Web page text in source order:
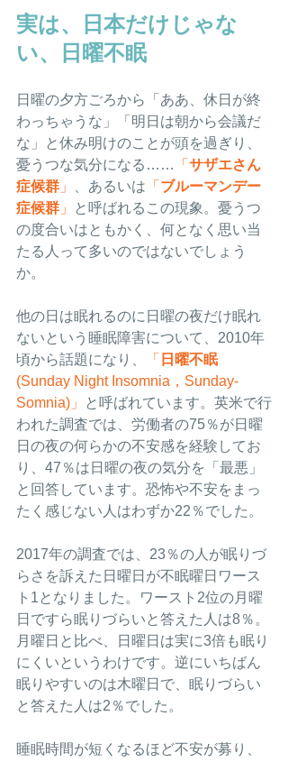
実は、日本だけじゃな
い、日曜不眠
日曜の夕方ごろから「ああ、休日が終
わっちゃうな」「明日は朝から会議だ
な」と休み明けのことが頭を過ぎり、
憂うつな気分になる……
「 サザエさん
症候群 」 、あるいは 「 ブルーマンデー
症候群 」
と呼ばれるこの現象。憂うつ
の度合いはともかく、何となく思い当
たる人って多いのではないでしょう
か。
他の日は眠れるのに日曜の夜だけ眠れ
ないという睡眠障害について、2010年
頃から話題になり、
「 日曜不眠
(Sunday Night Insomnia，Sunday-
Somnia)」
と呼ばれています。英米で行
われた調査では、労働者の75％が日曜
日の夜の何らかの不安感を経験してお
り、47％は日曜の夜の気分を「最悪」
と回答しています。恐怖や不安をまっ
たく感じない人はわずか22％でした。
2017年の調査では、23％の人が眠りづ
らさを訴えた日曜日が不眠曜日ワース
ト1となりました。ワースト2位の月曜
日ですら眠りづらいと答えた人は8％。
月曜日と比べ、日曜日は実に3倍も眠り
にくいというわけです。逆にいちばん
眠りやすいのは木曜日で、眠りづらい
と答えた人は2％でした。
睡眠時間が短くなるほど不安が募り、